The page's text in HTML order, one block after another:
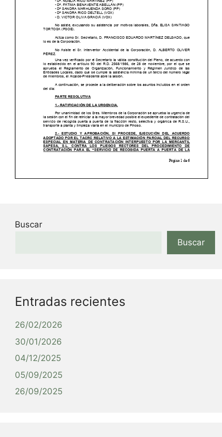
Buscar
Buscar
Entradas recientes
26/02/2026
30/01/2026
04/12/2025
05/09/2025
26/09/2025